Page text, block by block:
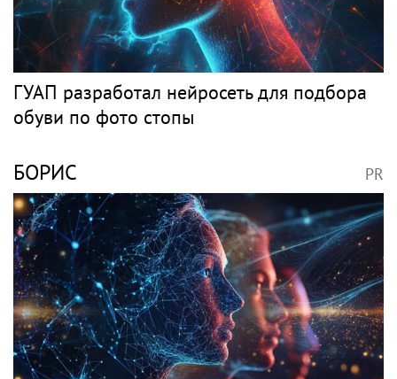
ГУАП разработал нейросеть для подбора
обуви по фото стопы
БОРИС PR